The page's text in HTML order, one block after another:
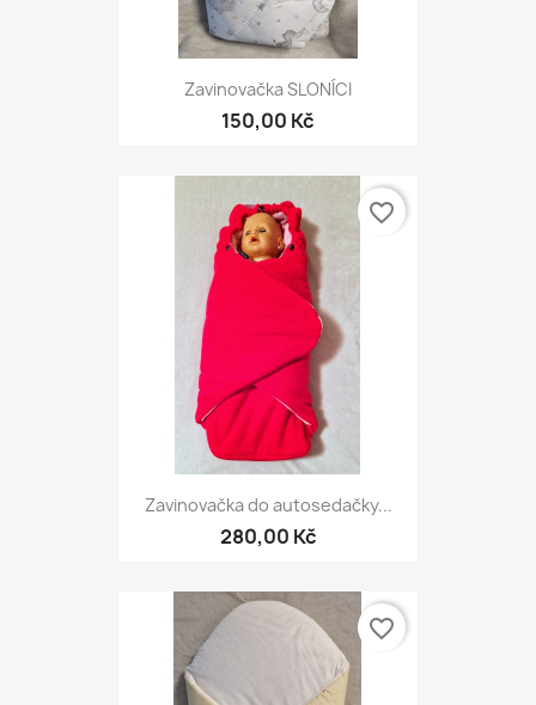
Zavinovačka SLONÍCI
150,00 Kč
Zavinovačka do autosedačky...
280,00 Kč
favorite_border
favorite_border